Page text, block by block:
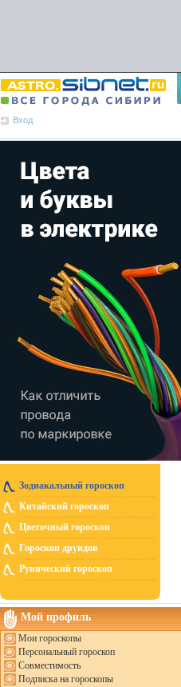
Вход
Зодиакальный гороскоп
Китайский гороскоп
Цветочный гороскоп
Гороскоп друидов
Рунический гороскоп
Мой профиль
Мои гороскопы
Персональный гороскоп
Совместимость
Подписка на гороскопы